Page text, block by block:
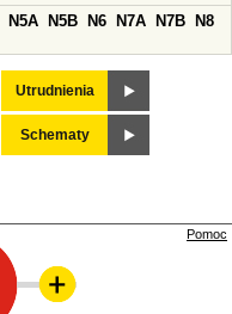
N5A N5B N6 N7A N7B
N8
Utrudnienia
Schematy
Pomoc